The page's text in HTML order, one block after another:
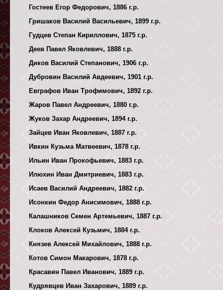
Гостеев Егор Федорович, 1886 г.р.
Гришаков Василий Васильевич, 1899 г.р.
Гудцев Степан Кириллович, 1875 г.р.
Деев Павел Яковлевич, 1888 г.р.
Диков Василий Степанович, 1906 г.р.
Дубровин Василий Авдеевич, 1901 г.р.
Евграфов Иван Трофимович, 1892 г.р.
Жаров Павел Андреевич, 1880 г.р.
Жуков Захар Андреевич, 1894 г.р.
Зайцев Иван Яковлевич, 1887 г.р.
Ивкин Кузьма Матвеевич, 1878 г.р.
Ильин Иван Прокофьевич, 1883 г.р.
Илюхин Иван Дмитриевич, 1883 г.р.
Исаев Василий Андреевич, 1882 г.р.
Исонкин Федор Анисимович, 1888 г.р.
Калашников Семен Артемьевич, 1887 г.р.
Клоков Алексей Кузьмич, 1884 г.р.
Князев Алексей Михайлович, 1888 г.р.
Котов Симон Макарович, 1878 г.р.
Красавин Павел Иванович, 1889 г.р.
Кудрявцев Иван Захарович, 1889 г.р.